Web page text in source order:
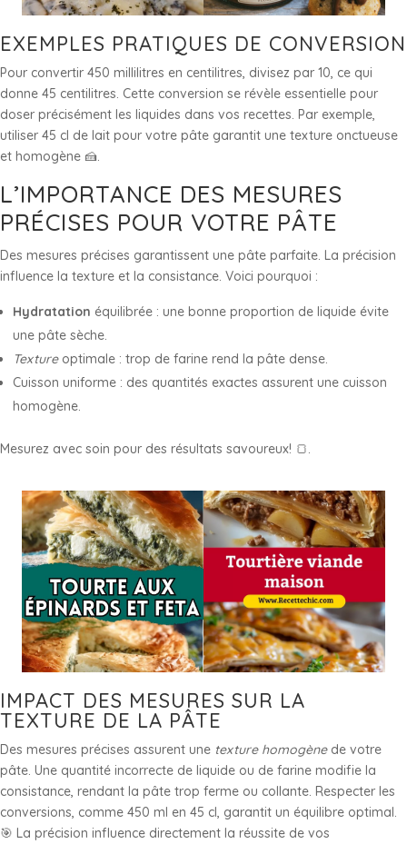
EXEMPLES PRATIQUES DE CONVERSION
Pour convertir 450 millilitres en centilitres, divisez par 10, ce qui
donne 45 centilitres. Cette conversion se révèle essentielle pour
doser précisément les liquides dans vos recettes. Par exemple,
utiliser 45 cl de lait pour votre pâte garantit une texture onctueuse
et homogène 🍰.
L’IMPORTANCE DES MESURES
PRÉCISES POUR VOTRE PÂTE
Des mesures précises garantissent une pâte parfaite. La précision
influence la texture et la consistance. Voici pourquoi :
Hydratation équilibrée : une bonne proportion de liquide évite
une pâte sèche.
Textureoptimale : trop de farine rend la pâte dense.
Cuisson uniforme : des quantités exactes assurent une cuisson
homogène.
Mesurez avec soin pour des résultats savoureux! 🍞.
IMPACT DES MESURES SUR LA
TEXTURE DE LA PÂTE
Des mesures précises assurent une texture homogènede votre
pâte. Une quantité incorrecte de liquide ou de farine modifie la
consistance, rendant la pâte trop ferme ou collante. Respecter les
conversions, comme 450 ml en 45 cl, garantit un équilibre optimal.
🎯 La précision influence directement la réussite de vos